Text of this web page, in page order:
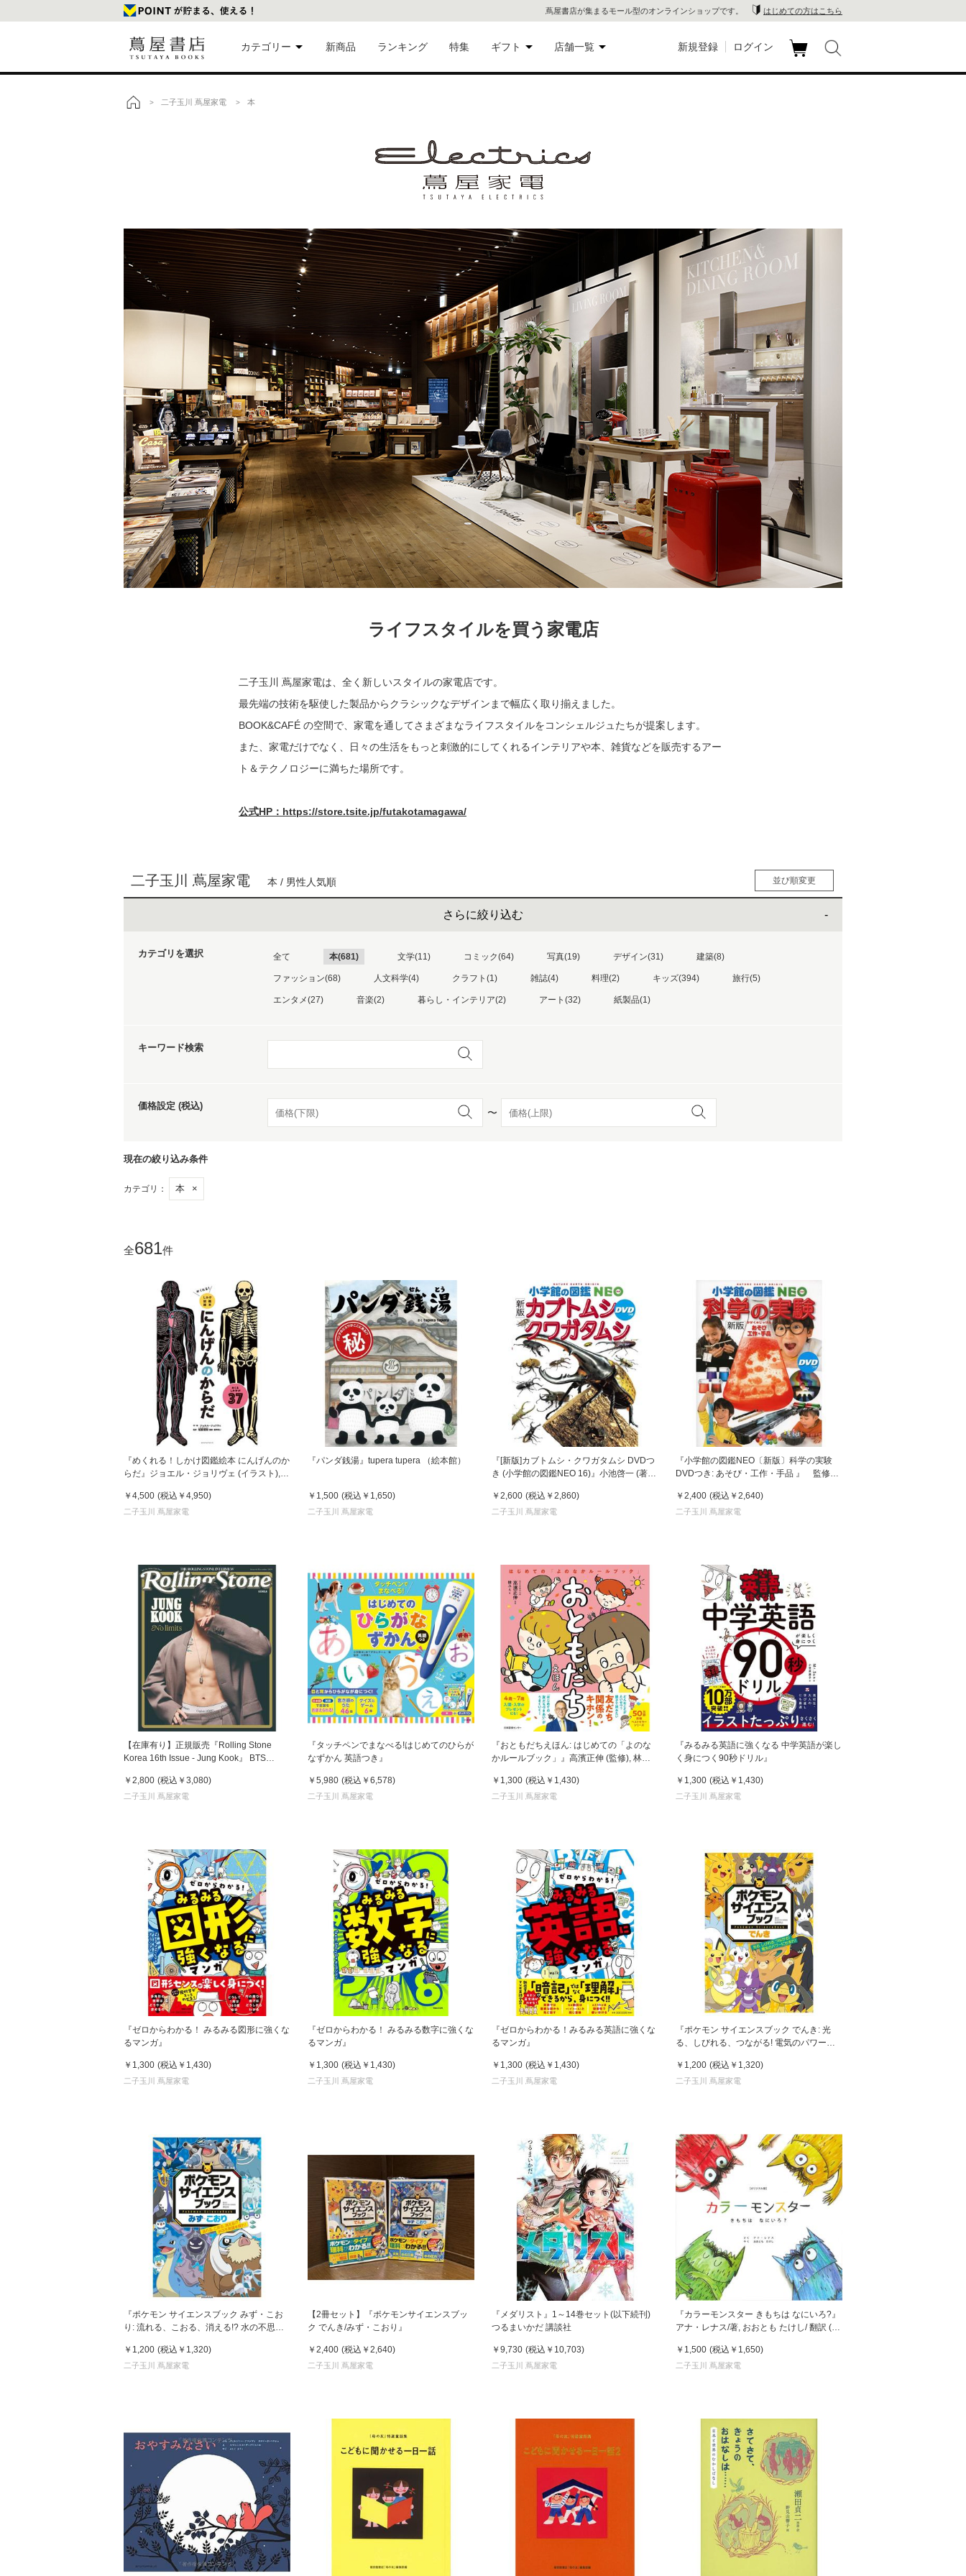
蔦屋書店が集まるモール型のオンラインショップです。 はじめての方はこちら
カテゴリー
文具
家電
食品
eギフト
新商品 ランキング 特集 ギフト
eギフト
店舗一覧
六本木 蔦
屋書店
書店
京都岡崎
蔦屋書店
梅田 蔦屋
書店
枚方 蔦屋
書店
屋書店
新規登録 ログイン
> 二子玉川 蔦屋家電 > 本
ライフスタイルを買う家電店
二子玉川 蔦屋家電は、全く新しいスタイルの家電店です。
最先端の技術を駆使した製品からクラシックなデザインまで幅広く取り揃えました。
BOOK&CAFÉ の空間で、家電を通してさまざまなライフスタイルをコンシェルジュたちが提案します。
また、家電だけでなく、日々の生活をもっと刺激的にしてくれるインテリアや本、雑貨などを販売するアー
ト＆テクノロジーに満ちた場所です。
公式HP：https://store.tsite.jp/futakotamagawa/
二子玉川 蔦屋家電 本 / 男性人気順
さらに絞り込む
カテゴリを選択 全て 本(681) 文学(11) コミック(64) 写真(19) デザイン(31) 建築(8)
ファッション(68) 人文科学(4) クラフト(1) 雑誌(4) 料理(2) キッズ(394) 旅行(5)
エンタメ(27) 音楽(2) 暮らし・インテリア(2) アート(32) 紙製品(1)
キーワード検索
価格設定 (税込)
〜
現在の絞り込み条件
カテゴリ： 本 ×
全681件
並び順変更
人気順
『めくれる！しかけ図鑑絵本 にんげんのか
らだ』ジョエル・ジョリヴェ (イラスト),
￥4,500 (税込 ￥4,950)
二子玉川 蔦屋家電
『パンダ銭湯』tupera tupera （絵本館）
￥1,500 (税込 ￥1,650)
二子玉川 蔦屋家電
『[新版]カブトムシ・クワガタムシ DVDつ
き (小学館の図鑑NEO 16)』小池啓一 (著)
￥2,600 (税込 ￥2,860)
二子玉川 蔦屋家電
『小学館の図鑑NEO〔新版〕科学の実験
DVDつき: あそび・工作・手品 』 監修／
￥2,400 (税込 ￥2,640)
二子玉川 蔦屋家電
【在庫有り】正規販売『Rolling Stone
Korea 16th Issue - Jung Kook』 BTS
韓国版 ローリング ストーン コリア
￥2,800 (税込 ￥3,080)
二子玉川 蔦屋家電
『タッチペンでまなべる!はじめてのひらが
なずかん 英語つき』
￥5,980 (税込 ￥6,578)
二子玉川 蔦屋家電
『おともだちえほん: はじめての「よのな
かルールブック」』高濱正伸 (監修), 林ユ
￥1,300 (税込 ￥1,430)
二子玉川 蔦屋家電
『みるみる英語に強くなる 中学英語が楽し
く身につく90秒ドリル』
￥1,300 (税込 ￥1,430)
二子玉川 蔦屋家電
『ゼロからわかる！ みるみる図形に強くな
るマンガ』
￥1,300 (税込 ￥1,430)
二子玉川 蔦屋家電
『ゼロからわかる！ みるみる数字に強くな
るマンガ』
￥1,300 (税込 ￥1,430)
二子玉川 蔦屋家電
『ゼロからわかる！みるみる英語に強くな
るマンガ』
￥1,300 (税込 ￥1,430)
二子玉川 蔦屋家電
『ポケモン サイエンスブック でんき: 光
る、しびれる、つながる! 電気のパワーに
￥1,200 (税込 ￥1,320)
二子玉川 蔦屋家電
『ポケモン サイエンスブック みず・こお
り: 流れる、こおる、消える!? 水の不思議
￥1,200 (税込 ￥1,320)
二子玉川 蔦屋家電
【2冊セット】『ポケモンサイエンスブッ
ク でんき/みず・こおり』
￥2,400 (税込 ￥2,640)
二子玉川 蔦屋家電
『メダリスト』1～14巻セット(以下続刊)
つるまいかだ 講談社
￥9,730 (税込 ￥10,703)
二子玉川 蔦屋家電
『カラーモンスター きもちは なにいろ?』
アナ・レナス/著, おおとも たけし/ 翻訳 (永
￥1,500 (税込 ￥1,650)
二子玉川 蔦屋家電